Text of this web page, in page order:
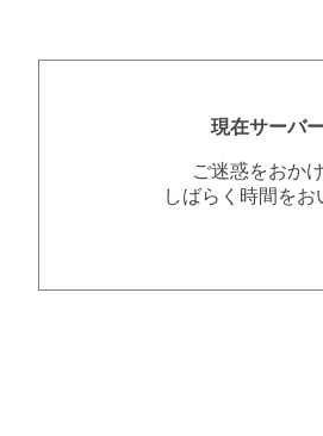
現在サーバ
ご迷惑をおか
しばらく時間を